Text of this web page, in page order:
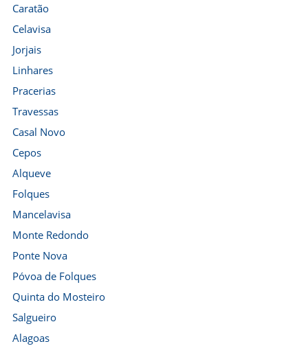
Caratão
Celavisa
Jorjais
Linhares
Pracerias
Travessas
Casal Novo
Cepos
Alqueve
Folques
Mancelavisa
Monte Redondo
Ponte Nova
Póvoa de Folques
Quinta do Mosteiro
Salgueiro
Alagoas